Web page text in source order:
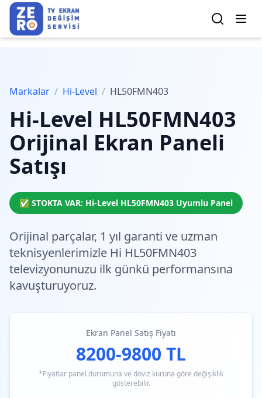
Markalar / Hi-Level / HL50FMN403
Hi-Level HL50FMN403
Orijinal Ekran Paneli
Satışı
✅ STOKTA VAR: Hi-Level HL50FMN403 Uyumlu Panel
Orijinal parçalar, 1 yıl garanti ve uzman
teknisyenlerimizle Hi HL50FMN403
televizyonunuzu ilk günkü performansına
kavuşturuyoruz.
Ekran Panel Satış Fiyatı
8200-9800 TL
*Fiyatlar panel durumuna ve döviz kuruna göre değişiklik
gösterebilir.